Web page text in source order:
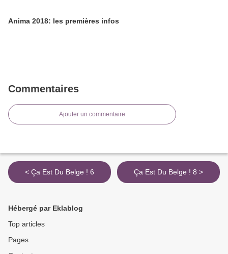
Anima 2018: les premières infos
Commentaires
Ajouter un commentaire
< Ça Est Du Belge ! 6 Ça Est Du Belge ! 8 >
Hébergé par Eklablog
Top articles
Pages